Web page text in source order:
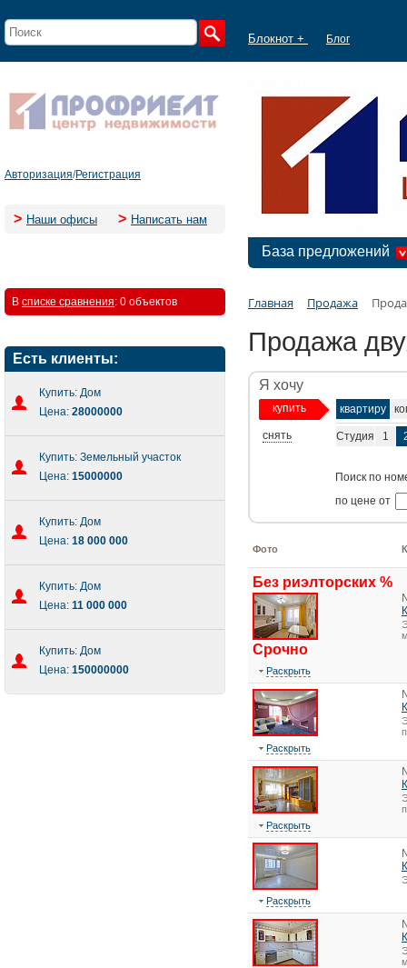
Блокнот + Блог
Авторизация/Регистрация
> Наши офисы > Написать нам
База предложений
В списке сравнения: 0 объектов
Есть клиенты:
Купить: Дом
Цена: 28000000
Купить: Земельный участок
Цена: 15000000
Купить: Дом
Цена: 18 000 000
Купить: Дом
Цена: 11 000 000
Купить: Дом
Цена: 150000000
Главная Продажа
Продажа
Я хочу
купить
снять
квартиру
Студия 1
Поиск по
по цене от
Фото
Без риэлторских %
Срочно
Раскрыть
Раскрыть
Раскрыть
Раскрыть